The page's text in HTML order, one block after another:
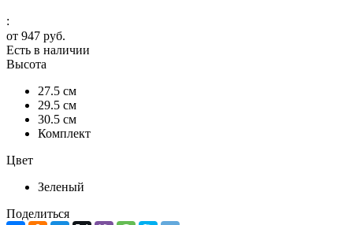
:
от 947 руб.
Есть в наличии
Высота
27.5 см
29.5 см
30.5 см
Комплект
Цвет
Зеленый
Поделиться